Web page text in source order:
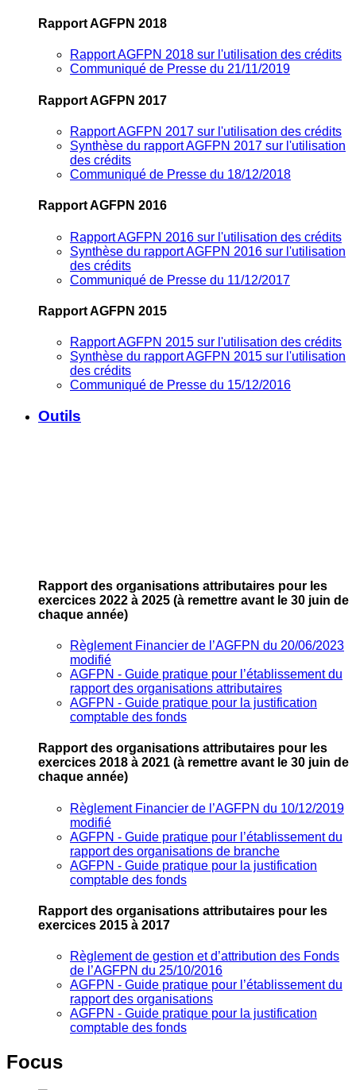
Rapport AGFPN 2018
Rapport AGFPN 2018 sur l'utilisation des crédits
Communiqué de Presse du 21/11/2019
Rapport AGFPN 2017
Rapport AGFPN 2017 sur l'utilisation des crédits
Synthèse du rapport AGFPN 2017 sur l'utilisation
des crédits
Communiqué de Presse du 18/12/2018
Rapport AGFPN 2016
Rapport AGFPN 2016 sur l'utilisation des crédits
Synthèse du rapport AGFPN 2016 sur l'utilisation
des crédits
Communiqué de Presse du 11/12/2017
Rapport AGFPN 2015
Rapport AGFPN 2015 sur l'utilisation des crédits
Synthèse du rapport AGFPN 2015 sur l'utilisation
des crédits
Communiqué de Presse du 15/12/2016
Outils
Rapport des organisations attributaires pour les
exercices 2022 à 2025 (à remettre avant le 30 juin de
chaque année)
Règlement Financier de l’AGFPN du 20/06/2023
modifié
AGFPN ‐ Guide pratique pour l’établissement du
rapport des organisations attributaires
AGFPN ‐ Guide pratique pour la justification
comptable des fonds
Rapport des organisations attributaires pour les
exercices 2018 à 2021 (à remettre avant le 30 juin de
chaque année)
Règlement Financier de l’AGFPN du 10/12/2019
modifié
AGFPN ‐ Guide pratique pour l’établissement du
rapport des organisations de branche
AGFPN ‐ Guide pratique pour la justification
comptable des fonds
Rapport des organisations attributaires pour les
exercices 2015 à 2017
Règlement de gestion et d’attribution des Fonds
de l’AGFPN du 25/10/2016
AGFPN ‐ Guide pratique pour l’établissement du
rapport des organisations
AGFPN ‐ Guide pratique pour la justification
comptable des fonds
Focus